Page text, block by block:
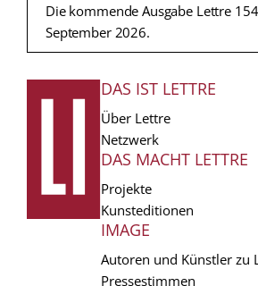
Die kommende Ausgabe Lettre
September 2026.
FUSSZEILE
DAS IST LETTRE
Über Lettre
Netzwerk
DAS MACHT LETTRE
Projekte
Kunsteditionen
IMAGE
Autoren und Künstler zu
Pressestimmen